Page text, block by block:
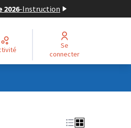
2026-Instruction
Se
connecter